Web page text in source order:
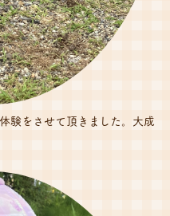
験をさせて頂きました。大成